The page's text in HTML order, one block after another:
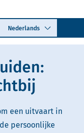
0118 - 726 177
language
een uitvaart in
persoonlijke